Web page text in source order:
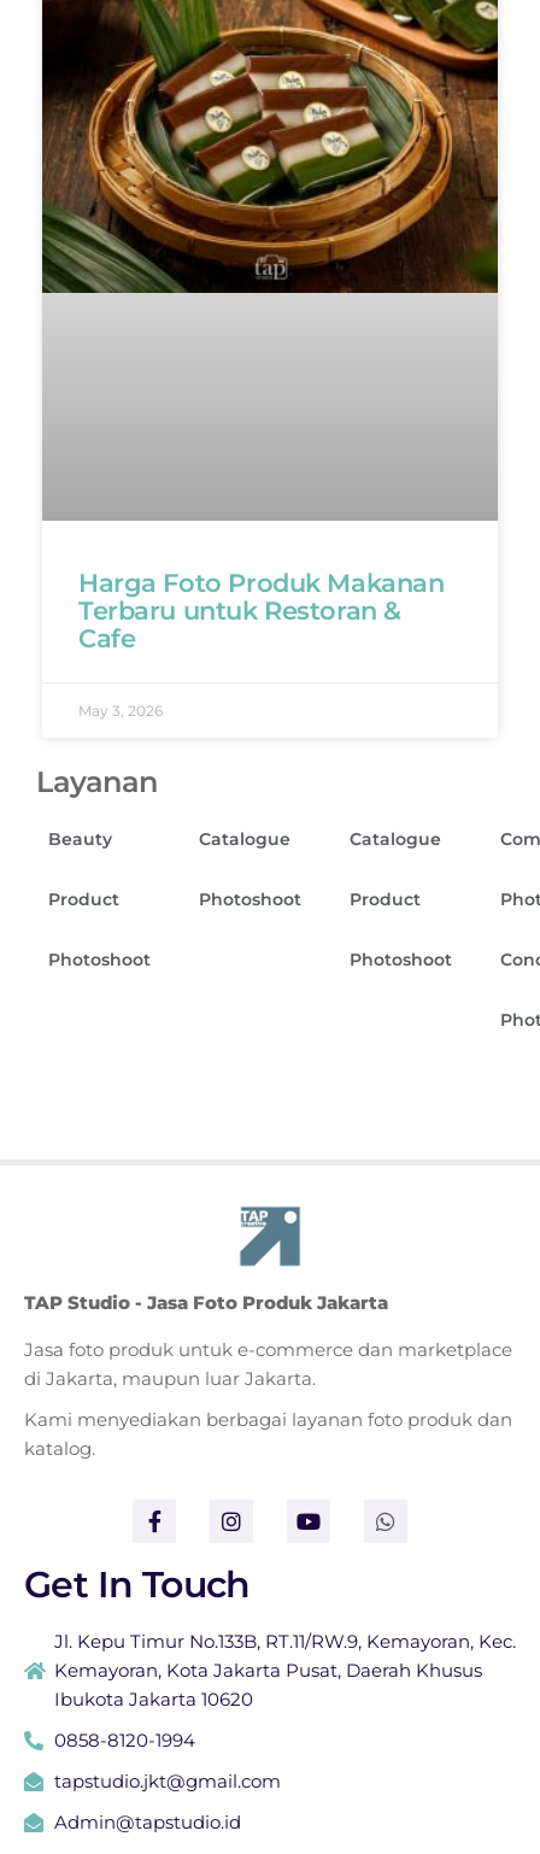
Harga Foto Produk Makanan
Terbaru untuk Restoran &
Cafe
May 3, 2026
Layanan
Beauty
Product
Photoshoot
Catalogue
Photoshoot
Catalogue
Product
Photoshoot
TAP Studio - Jasa Foto Produk Jakarta
Jasa foto produk untuk e-commerce dan marketplace
di Jakarta, maupun luar Jakarta.
Kami menyediakan berbagai layanan foto produk dan
katalog.
Get In Touch
Jl. Kepu Timur No.133B, RT.11/RW.9, Kemayoran, Kec.
Kemayoran, Kota Jakarta Pusat, Daerah Khusus
Ibukota Jakarta 10620
0858-8120-1994
tapstudio.jkt@gmail.com
Admin@tapstudio.id